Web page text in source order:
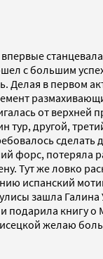
с большим
Делая в первом
от верхней
тур, другой,
сделать
форс, потеряла
Тут же ловко
испанский
зашла Галина
подарила книгу
желаю